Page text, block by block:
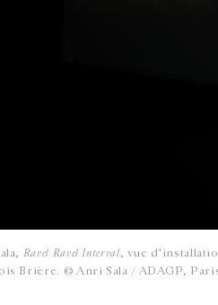
Ravel Ravel Interval, vue
Brière. © Anri Sala / ADAGP,